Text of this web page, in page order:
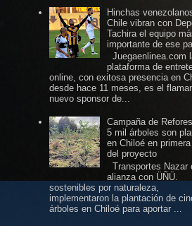
Hinchas
Chile vibran con
Tachira el equipo
importante de ese
Juegaenlinea.com
plataforma de
online, con exitosa presencia en
desde hace 11 meses, es el
nuevo sponsor de...
Campaña de
5 mil árboles son
en Chiloé en
del proyecto
Transportes Nazar
alianza con ÜÑÜ.
sostenibles por naturaleza,
implementaron la plantación de
árboles en Chiloé para aportar ...